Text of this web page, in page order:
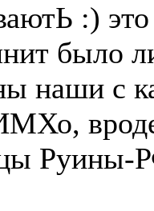
:)
было
наши с
Руины-